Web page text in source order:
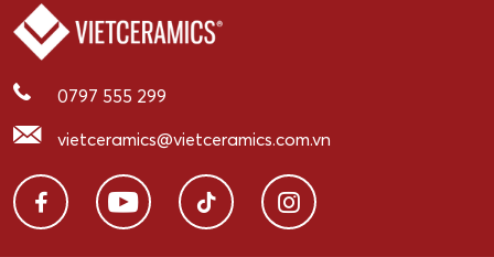
0797 555 299
vietceramics@vietceramics.com.vn